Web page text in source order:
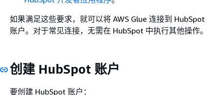
如果满足这些要求，就可以将 AWS Glue 连接到 HubSpot
账户。对于常见连接，无需在 HubSpot 中执行其他操作。
创建 HubSpot 账户
要创建 HubSpot 账户：